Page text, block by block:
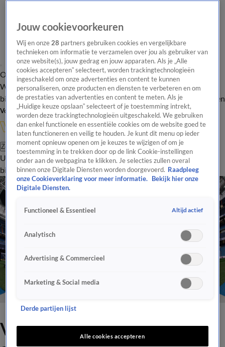
Overzicht Onze programma's Uitzendingen Onze gezichten
In de
WandelgangenInterviewsUitzending
bijwonenPodcastShopVeelgestelde vragenKijkersvraag insturen
Volg Vandaag Inside
Zoeken
UitzendingenVandaag InsideDe OranjezomerShopUitzending
bijwonen
Vier spelers Real Madrid
Jouw cookievoorkeuren
Wij en onze28 partners gebruiken cookies en vergelijkbare
technieken om informatie te verzamelen over jou als gebruiker van
onze website(s), jouw gedrag en jouw apparaten. Als je „Alle
cookies accepteren” selecteert, worden trackingtechnologieën
ingeschakeld om onze advertenties en content te kunnen
personaliseren, onze producten en diensten te verbeteren en om
de prestaties van advertenties en content te meten. Als je
„Huidige keuze opslaan” selecteert of je toestemming intrekt,
worden deze trackingtechnologieën uitgeschakeld. We gebruiken
dan enkel functionele en essentiële cookies om de website goed te
laten functioneren en veilig te houden. Je kunt dit menu op ieder
moment opnieuw openen om je keuzes te wijzigen of om je
toestemming in te trekken door op de link Cookie-instellingen
onder aan de webpagina te klikken. Je selecties zullen overal
binnen onze Digitale Diensten worden doorgevoerd. Raadpleeg
onze Cookieverklaring voor meer informatie.
Bekijk hier onze
Digitale Diensten.
Functioneel & Essentieel Altijd actief
Analytisch
Advertising & Commercieel
Marketing & Social media
Derde partijen lijst
Alle cookies accepteren